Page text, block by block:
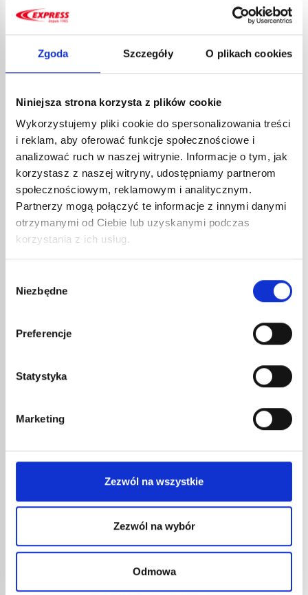
Zgoda Szczegóły O plikach cookies
Niniejsza strona korzysta z plików cookie
Wykorzystujemy pliki cookie do spersonalizowania treści
i reklam, aby oferować funkcje społecznościowe i
analizować ruch w naszej witrynie. Informacje o tym, jak
korzystasz z naszej witryny, udostępniamy partnerom
społecznościowym, reklamowym i analitycznym.
Partnerzy mogą połączyć te informacje z innymi danymi
otrzymanymi od Ciebie lub uzyskanymi podczas
korzystania z ich usług.
zgody
Niezbędne
Preferencje
Statystyka
Marketing
Zezwól na wszystkie
Zezwól na wybór
Odmowa
Nazwa
E-mail
Telefon
Kod pocztowy
Miasto
Kraj